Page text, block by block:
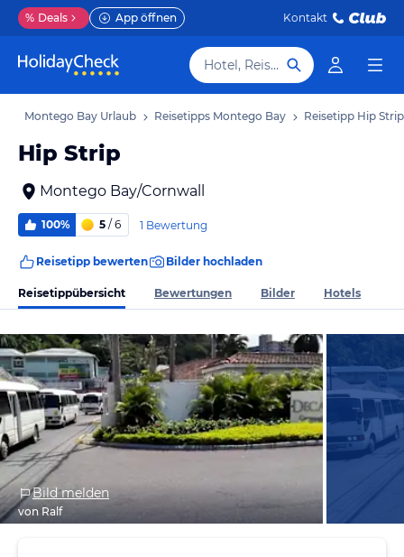
% Deals App öffnen Kontakt
Hotel, Reiseziel
Montego Bay Urlaub Reisetipps Montego Bay Reisetipp Hip Strip
Hip Strip
Montego Bay/Cornwall
100% 5 / 6 1 Bewertung
Reisetipp bewerten Bilder hochladen
Reisetippübersicht Bewertungen Bilder Hotels
Bild melden
von Ralf